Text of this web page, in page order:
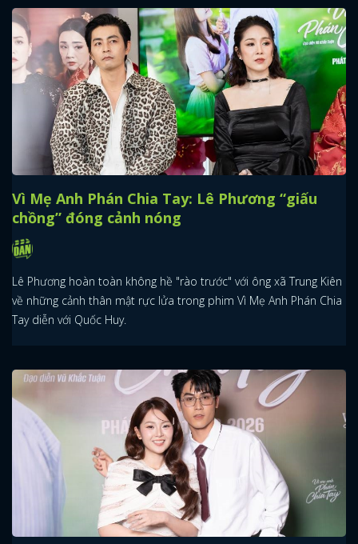
Vì Mẹ Anh Phán Chia Tay: Lê Phương “giấu
chồng” đóng cảnh nóng
Lê Phương hoàn toàn không hề "rào trước" với ông xã Trung Kiên
về những cảnh thân mật rực lửa trong phim Vì Mẹ Anh Phán Chia
Tay diễn với Quốc Huy.